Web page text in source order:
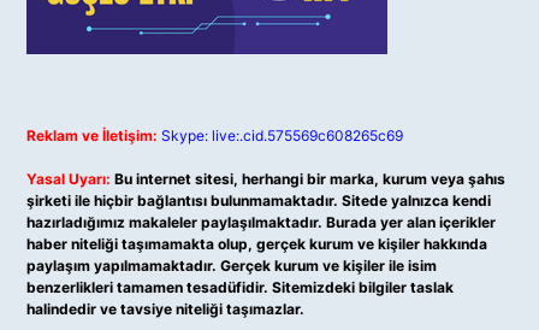
Reklam ve İletişim: Skype: live:.cid.575569c608265c69
Yasal Uyarı: Bu internet sitesi, herhangi bir marka, kurum veya şahıs
şirketi ile hiçbir bağlantısı bulunmamaktadır. Sitede yalnızca kendi
hazırladığımız makaleler paylaşılmaktadır. Burada yer alan içerikler
haber niteliği taşımamakta olup, gerçek kurum ve kişiler hakkında
paylaşım yapılmamaktadır. Gerçek kurum ve kişiler ile isim
benzerlikleri tamamen tesadüfidir. Sitemizdeki bilgiler taslak
halindedir ve tavsiye niteliği taşımazlar.